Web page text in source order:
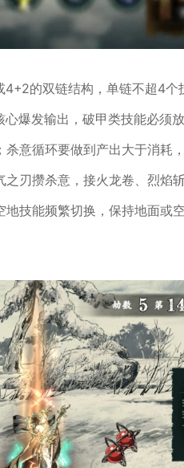
的双链结构，单链不超4
爆发输出，破甲类技能必须
意循环要做到产出大于消耗
刃攒杀意，接火龙卷、烈焰
技能频繁切换，保持地面或